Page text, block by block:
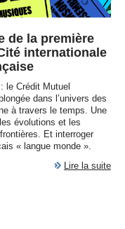
de la première
internationale
le Crédit Mutuel
dans l’univers des
à travers le temps. Une
évolutions et les
Et interroger
« langue monde ».
Lire la suite